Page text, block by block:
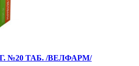
№20 ТАБ. /ВЕЛФАРМ/